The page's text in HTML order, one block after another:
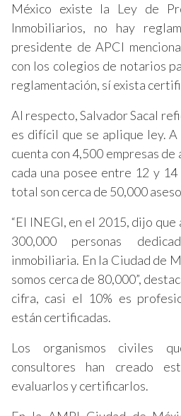
México existe la Ley de
Inmobiliarios, no hay
presidente de APCI
con los colegios de notarios
reglamentación, sí exista
Al respecto, Salvador Sacal
es difícil que se aplique ley.
cuenta con 4,500 empresas
cada una posee entre 12 y
total son cerca de 50,000
“El INEGI, en el 2015, dijo
300,000 personas
inmobiliaria. En la Ciudad de
somos cerca de 80,000”,
cifra, casi el 10% es
están certificadas.
Los organismos civiles
consultores han creado
evaluarlos y certificarlos.